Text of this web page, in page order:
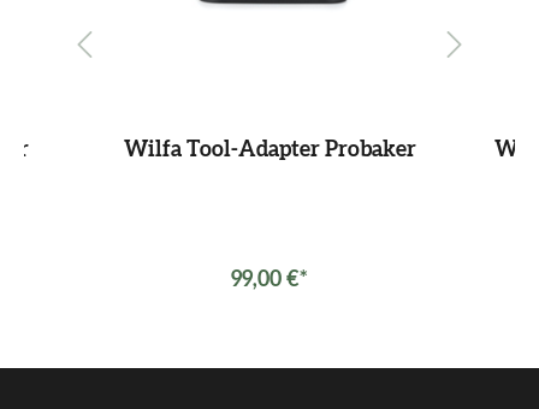
Wilfa Tool-Adapter Probaker
99,00 €*